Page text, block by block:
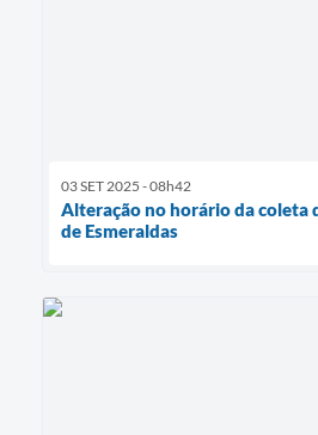
03 SET 2025 - 08h42
Alteração no horário da coleta
de Esmeraldas